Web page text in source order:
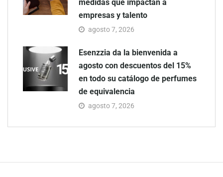
medidas que impactan a
empresas y talento
agosto 7, 2026
Esenzzia da la bienvenida a
agosto con descuentos del 15%
en todo su catálogo de perfumes
de equivalencia
agosto 7, 2026